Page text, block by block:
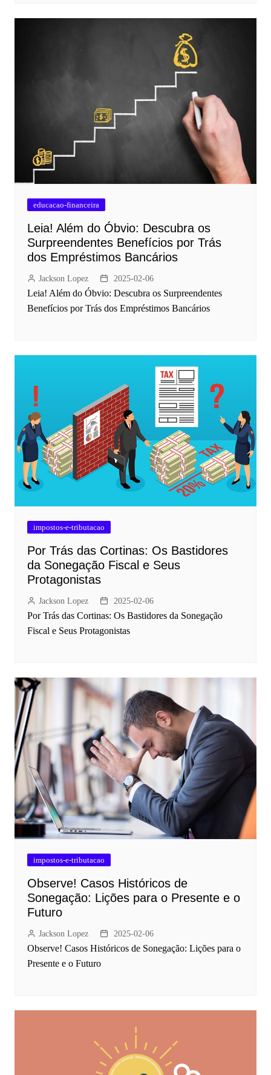
educacao-financeira
Leia! Além do Óbvio: Descubra os
Surpreendentes Benefícios por Trás
dos Empréstimos Bancários
Jackson Lopez 2025-02-06
Leia! Além do Óbvio: Descubra os Surpreendentes
Benefícios por Trás dos Empréstimos Bancários
impostos-e-tributacao
Por Trás das Cortinas: Os Bastidores
da Sonegação Fiscal e Seus
Protagonistas
Jackson Lopez 2025-02-06
Por Trás das Cortinas: Os Bastidores da Sonegação
Fiscal e Seus Protagonistas
impostos-e-tributacao
Observe! Casos Históricos de
Sonegação: Lições para o Presente e o
Futuro
Jackson Lopez 2025-02-06
Observe! Casos Históricos de Sonegação: Lições para o
Presente e o Futuro